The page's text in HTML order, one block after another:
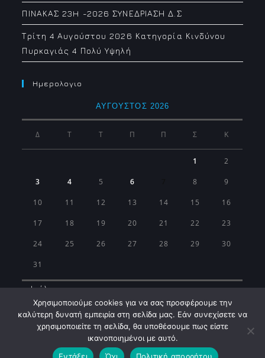
ΠΙΝΑΚΑΣ 23H -2026 ΣΥΝΕΔΡΙΑΣΗ Δ.Σ
Τρίτη 4 Αυγούστου 2026 Κατηγορία Κινδύνου
Πυρκαγιάς 4 Πολύ Υψηλή
Ημερολογιο
ΑΎΓΟΥΣΤΟΣ 2026
Δ Τ Τ Π Π Σ Κ
1 2
3 4 5 6 8 9
10 11 12 13 14 15 16
17 18 19 20 21 22 23
24 25 26 27 28 29 30
31
« Ιούλ
Χρησιμοποιούμε cookies για να σας προσφέρουμε την
καλύτερη δυνατή εμπειρία στη σελίδα μας. Εάν συνεχίσετε να
χρησιμοποιείτε τη σελίδα, θα υποθέσουμε πως είστε
ικανοποιημένοι με αυτό.
Εντάξει
Όχι Πολιτική απορρήτου